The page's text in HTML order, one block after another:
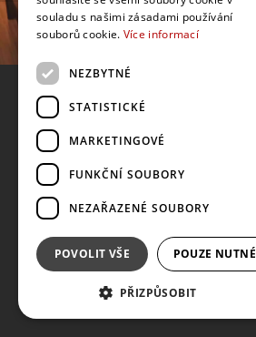
souladu s našimi zásadami používání
souborů cookie. Více informací
NEZBYTNÉ
STATISTICKÉ
MARKETINGOVÉ
FUNKČNÍ SOUBORY
NEZAŘAZENÉ SOUBORY
POVOLIT VŠE POUZE NUTNÉ
PŘIZPŮSOBIT